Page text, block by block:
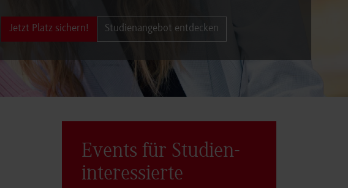
Jetzt Platz sichern! Studienangebot entdecken
Events für Studien­
interessierte